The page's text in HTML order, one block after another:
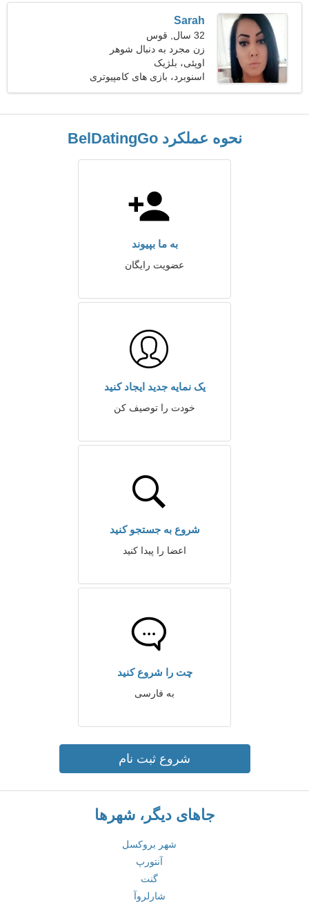
Sarah
32 سال, قوس
زن مجرد به دنبال شوهر
اوپئی، بلژیک
اسنوبرد، بازی های کامپیوتری
نحوه عملکرد BelDatingGo
به ما بپیوند
عضویت رایگان
یک نمایه جدید ایجاد کنید
خودت را توصیف کن
شروع به جستجو کنید
اعضا را پیدا کنید
چت را شروع کنید
به فارسی
شروع ثبت نام
جاهای دیگر، شهرها
شهر بروکسل
آنتورپ
گنت
شارلروآ